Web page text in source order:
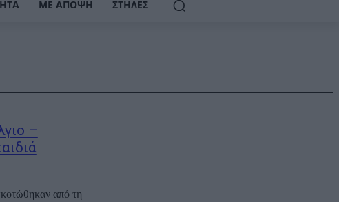
ΜΕ ΆΠΟΨΗ ΣΤΉΛΕΣ
–
από τη